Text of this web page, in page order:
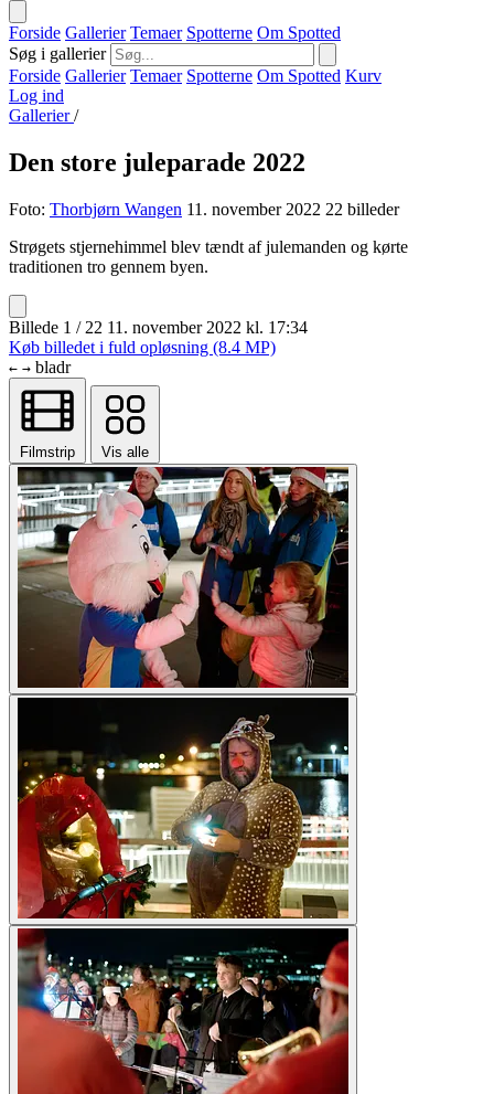
Forside Gallerier Temaer Spotterne Om Spotted
Søg i gallerier
Forside Gallerier Temaer Spotterne Om Spotted Kurv
Log ind
Gallerier/
Den store juleparade 2022
Foto: Thorbjørn Wangen 11. november 2022 22 billeder
Strøgets stjernehimmel blev tændt af julemanden og kørte
traditionen tro gennem byen.
Billede 1 / 22 11. november 2022 kl. 17:34
Køb billedet i fuld opløsning (8.4 MP)
← → bladr
Filmstrip Vis alle